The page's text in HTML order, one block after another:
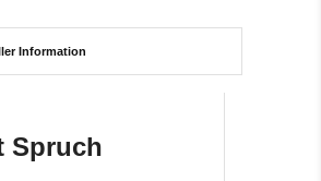
Information
Spruch